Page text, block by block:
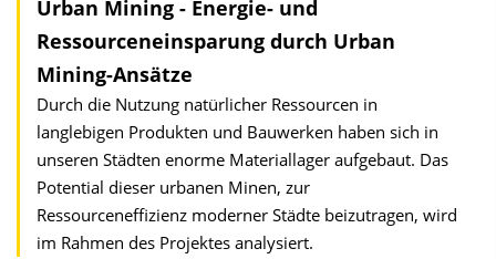
Urban Mining - Energie- und
Ressourceneinsparung durch Urban
Mining-Ansätze
Durch die Nutzung natürlicher Ressourcen in
langlebigen Produkten und Bauwerken haben sich in
unseren Städten enorme Materiallager aufgebaut. Das
Potential dieser urbanen Minen, zur
Ressourceneffizienz moderner Städte beizutragen, wird
im Rahmen des Projektes analysiert.